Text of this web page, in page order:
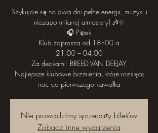
Szykujcie się na dwa dni pełne energii, muzyki i
niezapomnianej atmosfery! 🎶✨
🎧 Piątek
Klub zaprasza od 18h00 a
21:00 – 04:00
Za deckami: BREED VAN DEEJAY
Najlepsze klubowe brzmienia, które rozkręcą
noc od pierwszego kawałka
Nie prowadzimy sprzedaży biletów
Zobacz inne wydarzenia